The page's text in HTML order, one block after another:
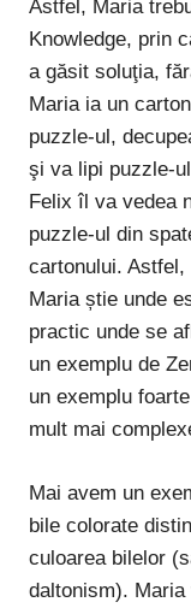
Astfel, Maria
Knowledge, prin
a găsit soluţia,
Maria ia un
puzzle-ul,
şi va lipi puzzle-
Felix îl va vedea
puzzle-ul din
cartonului.
Maria știe unde
practic unde se
un exemplu de
un exemplu
mult mai
Mai avem un
bile colorate
culoarea bilelor
daltonism).